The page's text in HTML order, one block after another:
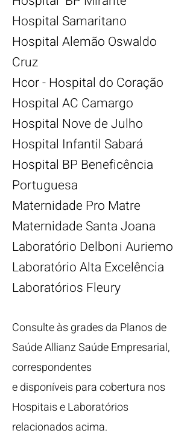
Hospital Samaritano
Hospital Alemão Oswaldo
Cruz
Hcor - Hospital do Coração
Hospital AC Camargo
Hospital Nove de Julho
Hospital Infantil Sabará
Hospital BP Beneficência
Portuguesa
Maternidade Pro Matre
Maternidade Santa Joana
Laboratório Delboni Auriemo
Laboratório Alta Excelência
Laboratórios Fleury
Consulte às grades da Planos de
Saúde Allianz Saúde Empresarial,
correspondentes
e disponíveis para cobertura nos
Hospitais e Laboratórios
relacionados acima.